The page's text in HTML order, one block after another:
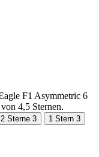
F1 Asymmetric 6
4,5 Sternen.
2 Sterne 3 1 Stern 3